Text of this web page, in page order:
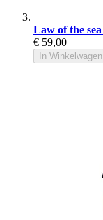
Law of the
€ 59,00
In Winkelwagen